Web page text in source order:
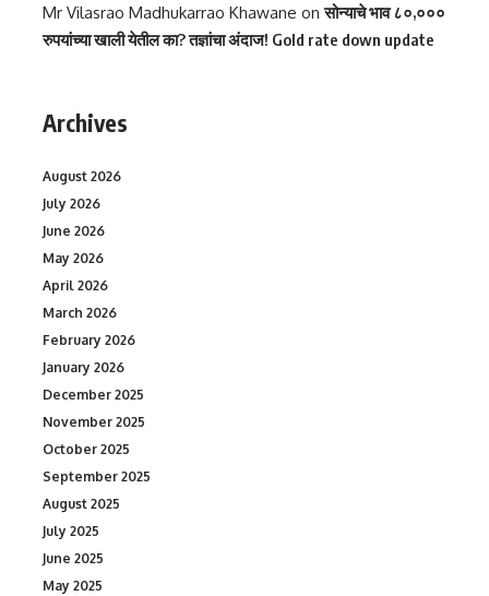
Mr Vilasrao Madhukarrao Khawane onसोन्याचे भाव ८०,०००
रुपयांच्या खाली येतील का? तज्ञांचा अंदाज! Gold rate down update
Archives
August 2026
July 2026
June 2026
May 2026
April 2026
March 2026
February 2026
January 2026
December 2025
November 2025
October 2025
September 2025
August 2025
July 2025
June 2025
May 2025